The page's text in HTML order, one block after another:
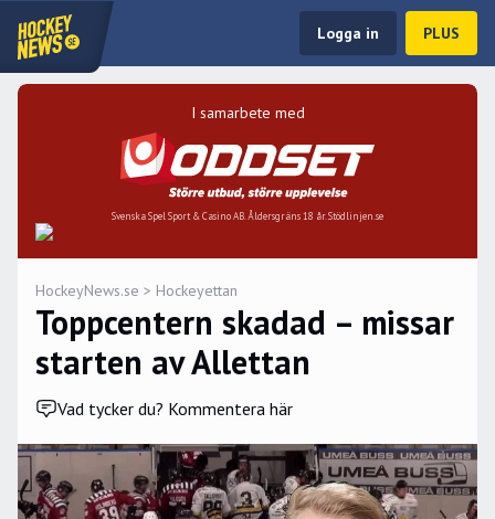
Logga in PLUS
I samarbete med
Svenska Spel Sport & Casino AB. Åldersgräns 18 år. Stödlinjen.se
HockeyNews.se > Hockeyettan
Toppcentern skadad – missar
starten av Allettan
Vad tycker du? Kommentera här